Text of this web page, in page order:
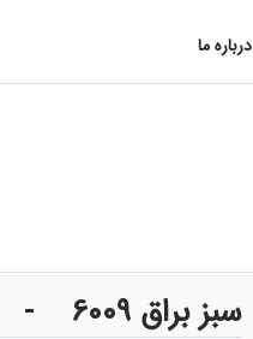
درباره ما
سبز براق 6009 -